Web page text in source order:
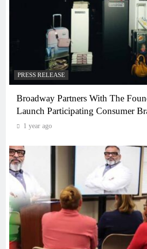
PRESS RELEASE
Broadway Partners With The
Launch Participating Consumer
1 year ago